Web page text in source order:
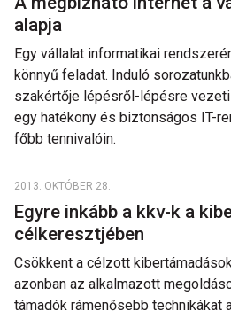
alapja
Egy vállalat informatikai
könnyű feladat. Induló
szakértője lépésről-lépésre
egy hatékony és biztonságos IT-
főbb tennivalóin.
2013. OKTÓBER 28.
Egyre inkább a kkv-k a
célkeresztjében
Csökkent a célzott
azonban az alkalmazott
támadók rámenősebb technikákat